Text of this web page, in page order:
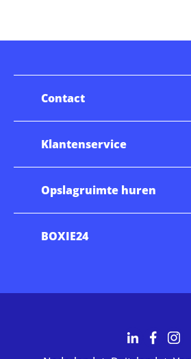
Contact
Klantenservice
Opslagruimte huren
BOXIE24